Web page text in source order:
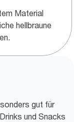
Material
hellbraune
gut für
und Snacks